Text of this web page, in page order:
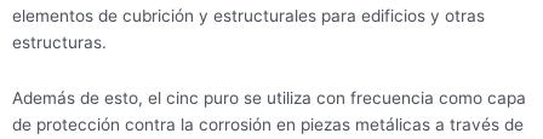
elementos de cubrición y estructurales para edificios y otras
estructuras.
Además de esto, el cinc puro se utiliza con frecuencia como capa
de protección contra la corrosión en piezas metálicas a través de